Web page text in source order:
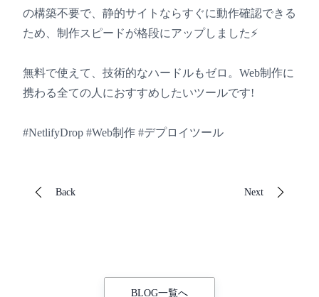
の構築不要で、静的サイトならすぐに動作確認できる
ため、制作スピードが格段にアップしました⚡
無料で使えて、技術的なハードルもゼロ。Web制作に
携わる全ての人におすすめしたいツールです!
#NetlifyDrop #Web制作 #デプロイツール
Back Next
BLOG一覧へ